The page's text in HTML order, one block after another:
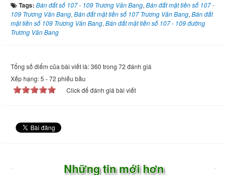
Tags: Bán đất số 107 - 109 Trương Văn Bang, Bán đất mặt tiền số 107 -
109 Trương Văn Bang, Bán đất mặt tiền số 107 Trương Văn Bang, Bán đất
mặt tiền số 109 Trương Văn Bang, Bán đất mặt tiền số 107 - 109 đường
Trương Văn Bang
Tổng số điểm của bài viết là: 360 trong 72 đánh giá
Xếp hạng:5 -72 phiếu bầu
Click để đánh giá bài viết
Những tin mới hơn